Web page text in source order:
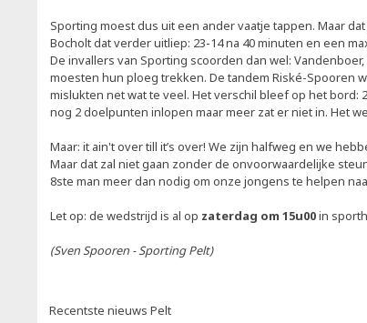
Sporting moest dus uit een ander vaatje tappen. Maar
Bocholt dat verder uitliep: 23-14 na 40 minuten en een
De invallers van Sporting scoorden dan wel:
moesten hun ploeg trekken. De tandem Riské-Spooren
mislukten net wat te veel. Het verschil bleef op het bord:
nog 2 doelpunten inlopen maar meer zat er niet in. Het
Maar: it ain't over till it’s over! We zijn halfweg en we
Maar dat zal niet gaan zonder de onvoorwaardelijke
8ste man meer dan nodig om onze jongens te helpen
Let op: de wedstrijd is al op zaterdag om 15u00in
(Sven Spooren - Sporting Pelt)
Recentste nieuws Pelt